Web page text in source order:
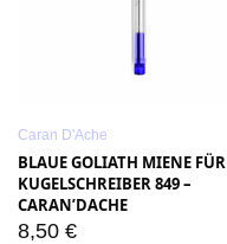
Caran D'Ache
BLAUE GOLIATH MIENE FÜR
KUGELSCHREIBER 849 –
CARAN’DACHE
8,50 €